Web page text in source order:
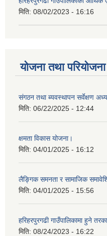
मिति: 08/02/2023 - 16:16
योजना तथा परियोजना
संगठन तथा ब्यवस्थापन सर्वेक्षण
मिति: 06/22/2025 - 12:44
क्षमता विकास योजना।
मिति: 04/01/2025 - 16:12
लैङ्गिक समनता र सामाजिक
मिति: 04/01/2025 - 15:56
हरिहरपुरगढी गाउँपालिकामा हुने
मिति: 08/24/2023 - 16:22